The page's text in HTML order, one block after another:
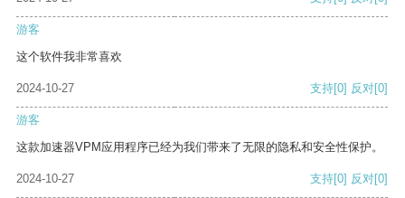
游客
这个软件我非常喜欢
2024-10-27 支持[0] 反对[0]
游客
这款加速器VPM应用程序已经为我们带来了无限的隐私和安全性保护。
2024-10-27 支持[0] 反对[0]